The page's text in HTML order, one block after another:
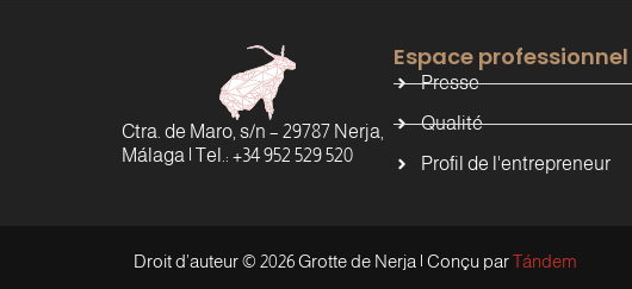
Ctra. de Maro, s/n – 29787 Nerja,
Málaga | Tel.: +34 952 529 520
Espace professionnel
Presse
Qualité
Profil de l'entrepreneur
Droit d’auteur © 2026Grotte de Nerja | Conçu parTándem